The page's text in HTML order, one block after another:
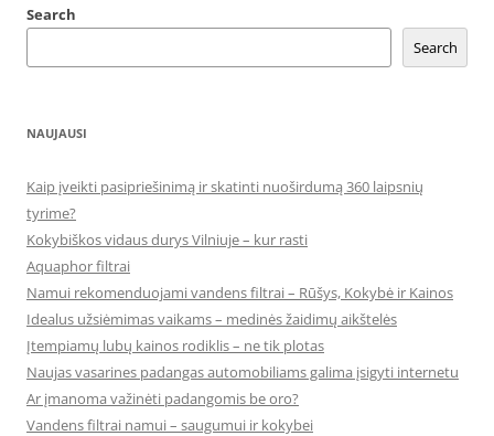
Search
Search
NAUJAUSI
Kaip įveikti pasipriešinimą ir skatinti nuoširdumą 360 laipsnių
tyrime?
Kokybiškos vidaus durys Vilniuje – kur rasti
Aquaphor filtrai
Namui rekomenduojami vandens filtrai – Rūšys, Kokybė ir Kainos
Idealus užsiėmimas vaikams – medinės žaidimų aikštelės
Įtempiamų lubų kainos rodiklis – ne tik plotas
Naujas vasarines padangas automobiliams galima įsigyti internetu
Ar įmanoma važinėti padangomis be oro?
Vandens filtrai namui – saugumui ir kokybei